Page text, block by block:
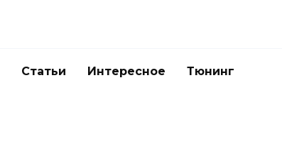
Статьи Интересное Тюнинг